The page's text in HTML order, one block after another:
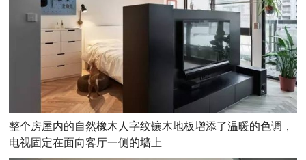
整个房屋内的自然橡木人字纹镶木地板增添了温暖的色调，
电视固定在面向客厅一侧的墙上